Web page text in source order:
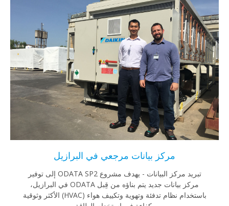
مركز بيانات مرجعي في البرازيل
تبريد مركز البيانات - يهدف مشروع ODATA SP2 إلى توفير
مركز بيانات جديد يتم بناؤه من قِبل ODATA في البرازيل،
باستخدام نظام تدفئة وتهوية وتكييف هواء (HVAC) الأكثر وثوقية